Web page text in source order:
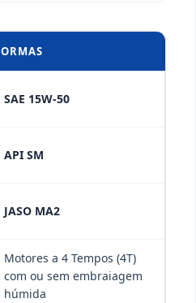
SAE 15W-50
API SM
JASO MA2
Motores a 4 Tempos (4T)
com ou sem embraiagem
húmida